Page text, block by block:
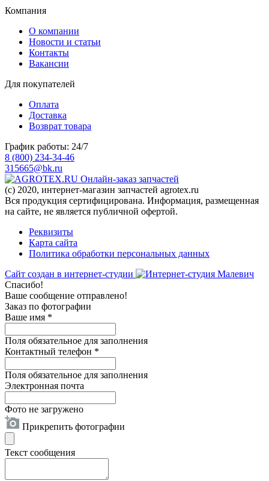
Компания
О компании
Новости и статьи
Контакты
Вакансии
Для покупателей
Оплата
Доставка
Возврат товара
График работы: 24/7
8 (800) 234-34-46
315665@bk.ru
Онлайн-заказ запчастей
(c) 2020, интернет-магазин запчастей agrotex.ru
Вся продукция сертифицирована. Информация, размещенная
на сайте, не является публичной офертой.
Реквизиты
Карта сайта
Политика обработки персональных данных
Сайт создан в интернет-студии
Спасибо!
Ваше сообщение отправлено!
Заказ по фотографии
Ваше имя *
Поля обязательное для заполнения
Контактный телефон *
Поля обязательное для заполнения
Электронная почта
Фото не загружено
Прикрепить фотографии
Текст сообщения